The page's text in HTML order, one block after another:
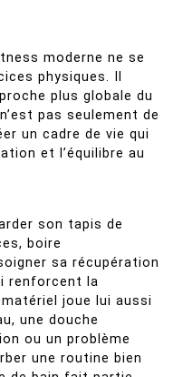
moderne ne se
physiques. Il
plus globale du
pas seulement de
un cadre de vie qui
et l’équilibre au
son tapis de
boire
sa récupération
renforcent la
joue lui aussi
une douche
ou un problème
une routine bien